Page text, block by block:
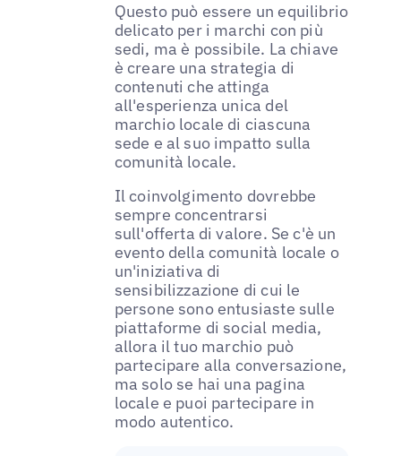
Questo può essere un equilibrio
delicato per i marchi con più
sedi, ma è possibile. La chiave
è creare una strategia di
contenuti che attinga
all'esperienza unica del
marchio locale di ciascuna
sede e al suo impatto sulla
comunità locale.
Il coinvolgimento dovrebbe
sempre concentrarsi
sull'offerta di valore. Se c'è un
evento della comunità locale o
un'iniziativa di
sensibilizzazione di cui le
persone sono entusiaste sulle
piattaforme di social media,
allora il tuo marchio può
partecipare alla conversazione,
ma solo se hai una pagina
locale e puoi partecipare in
modo autentico.